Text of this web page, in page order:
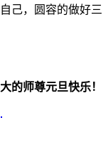
己，圆容的做好三
的师尊元旦快乐！